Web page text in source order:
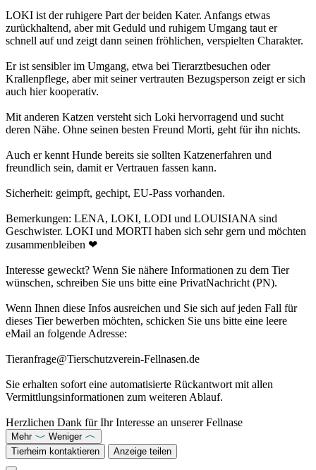
LOKI ist der ruhigere Part der beiden Kater. Anfangs etwas
zurückhaltend, aber mit Geduld und ruhigem Umgang taut er
schnell auf und zeigt dann seinen fröhlichen, verspielten Charakter.
Er ist sensibler im Umgang, etwa bei Tierarztbesuchen oder
Krallenpflege, aber mit seiner vertrauten Bezugsperson zeigt er sich
auch hier kooperativ.
Mit anderen Katzen versteht sich Loki hervorragend und sucht
deren Nähe. Ohne seinen besten Freund Morti, geht für ihn nichts.
Auch er kennt Hunde bereits sie sollten Katzenerfahren und
freundlich sein, damit er Vertrauen fassen kann.
Sicherheit: geimpft, gechipt, EU-Pass vorhanden.
Bemerkungen: LENA, LOKI, LODI und LOUISIANA sind
Geschwister. LOKI und MORTI haben sich sehr gern und möchten
zusammenbleiben ❤
Interesse geweckt? Wenn Sie nähere Informationen zu dem Tier
wünschen, schreiben Sie uns bitte eine PrivatNachricht (PN).
Wenn Ihnen diese Infos ausreichen und Sie sich auf jeden Fall für
dieses Tier bewerben möchten, schicken Sie uns bitte eine leere
eMail an folgende Adresse:
Tieranfrage@Tierschutzverein-Fellnasen.de
Sie erhalten sofort eine automatisierte Rückantwort mit allen
Vermittlungsinformationen zum weiteren Ablauf.
Herzlichen Dank für Ihr Interesse an unserer Fellnase
Mehr
Weniger
Tierheim kontaktieren
Anzeige teilen